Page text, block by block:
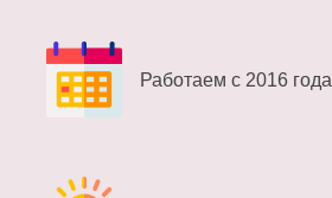
Работаем с 2016 года